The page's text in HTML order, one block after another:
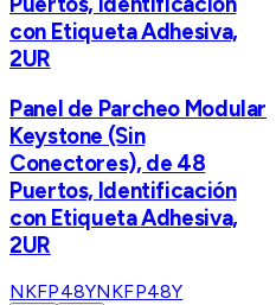
con Etiqueta Adhesiva,
2UR
Panel de Parcheo Modular
Keystone (Sin
Conectores), de 48
Puertos, Identificación
con Etiqueta Adhesiva,
2UR
NKFP48YNKFP48Y